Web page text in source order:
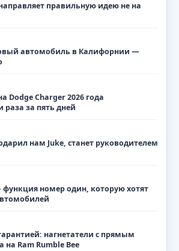
правильную идею не на
автомобиль в Калифорнии —
Dodge Charger 2026 года
за пять дней
нам Juke, станет руководителем
номер один, которую хотят
нагнетатели с прямым
Ram Rumble Bee